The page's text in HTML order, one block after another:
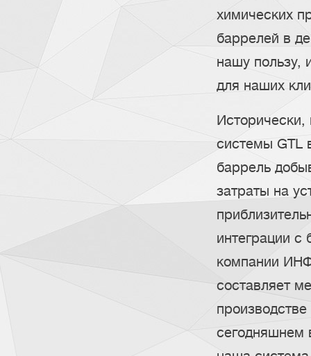
химических
баррелей в
нашу пользу,
для наших
Исторически,
системы GTL
баррель
затраты на
интеграции с
компании
составляет
сегодняшнем